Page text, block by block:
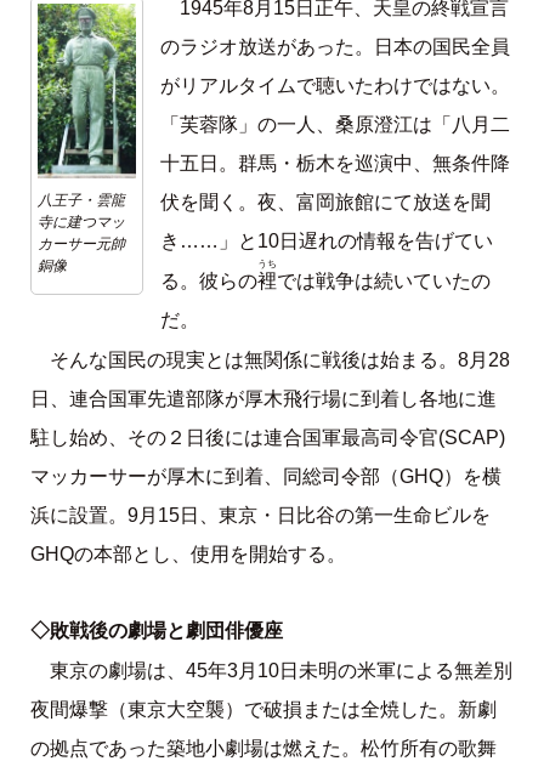
八王子・雲龍
寺に建つマッ
カーサー元帥
銅像
1945年8月15日正午、天皇の終戦宣言
のラジオ放送があった。日本の国民全員
がリアルタイムで聴いたわけではない。
「芙蓉隊」の一人、桑原澄江は「八月二
十五日。群馬・栃木を巡演中、無条件降
伏を聞く。夜、富岡旅館にて放送を聞
き……」と10日遅れの情報を告げてい
る。彼らの裡
うち
では戦争は続いていたの
だ。
そんな国民の現実とは無関係に戦後は始まる。8月28
日、連合国軍先遣部隊が厚木飛行場に到着し各地に進
駐し始め、その２日後には連合国軍最高司令官(SCAP)
マッカーサーが厚木に到着、同総司令部（GHQ）を横
浜に設置。9月15日、東京・日比谷の第一生命ビルを
GHQの本部とし、使用を開始する。
◇敗戦後の劇場と劇団俳優座
東京の劇場は、45年3月10日未明の米軍による無差別
夜間爆撃（東京大空襲）で破損または全焼した。新劇
の拠点であった築地小劇場は燃えた。松竹所有の歌舞